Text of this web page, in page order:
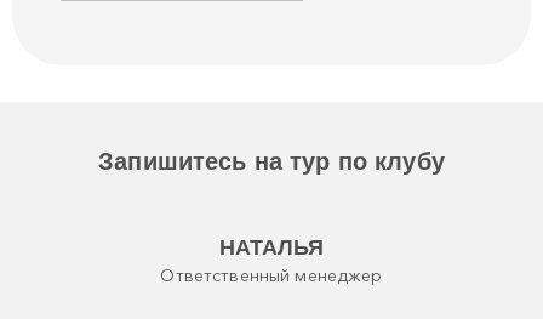
Запишитесь на тур по клубу
НАТАЛЬЯ
Ответственный менеджер